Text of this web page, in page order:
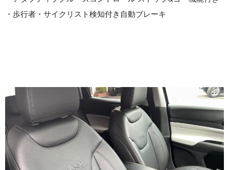
・歩行者・サイクリスト検知付き自動ブレーキ